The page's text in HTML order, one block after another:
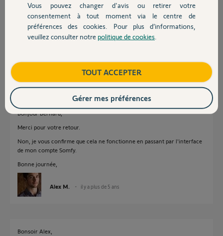
Devis avec un pro
Contact
Bonjour,
Puisque vous arrivez à vous connecter à votre compte Somfy, vous
pouvez vous connecter a votre box depuis l'interface de votre compte .
Confirmez nous que cela fonctionne par ce biais.
il y a plus de 5 ans
Bonjour Bernard,
Merci pour votre retour.
Non, je vous confirme que cela ne fonctionne en passant par l'interface
de mon compte Somfy.
Bonne journée,
Alex M. il y a plus de 5 ans
Bonsoir Alex,
Vous pouvez changer d'avis ou retirer votre
consentement à tout moment via le centre de
préférences des cookies. Pour plus d’informations,
veuillez consulter notre politique de cookies
TOUT ACCEPTER
Gérer mes préférences